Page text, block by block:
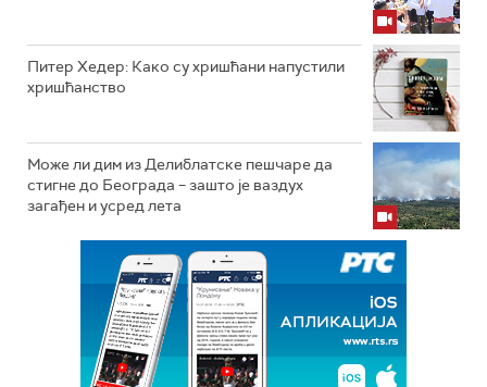
Питер Хедер: Како су хришћани напустили
хришћанство
Може ли дим из Делиблатске пешчаре да
стигне до Београда – зашто је ваздух
загађен и усред лета